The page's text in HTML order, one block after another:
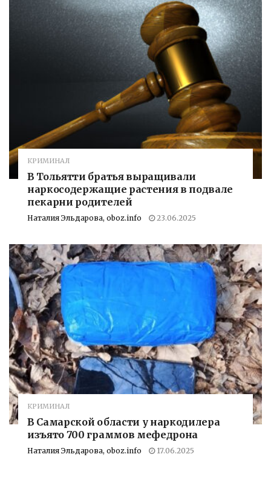
КРИМИНАЛ
В Тольятти братья выращивали
наркосодержащие растения в подвале
пекарни родителей
Наталия Эльдарова, oboz.info 23.06.2025
КРИМИНАЛ
В Самарской области у наркодилера
изъято 700 граммов мефедрона
Наталия Эльдарова, oboz.info 17.06.2025